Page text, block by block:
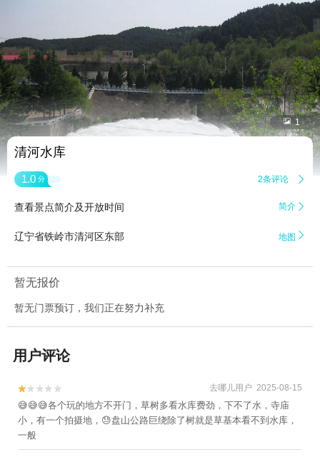
 1
清河水库
1.0 分 2条评论 
查看景点简介及开放时间 简介 
辽宁省铁岭市清河区东部 地图 
暂无报价
暂无门票预订，我们正在努力补充
用户评论

 去哪儿用户 2025-08-15
😅😅😅各个玩的地方不开门，草树多看水库费劲，下不了水，寺庙
小，有一个拍摄地，😓盘山公路巨绕除了树就是草基本看不到水库，
一般